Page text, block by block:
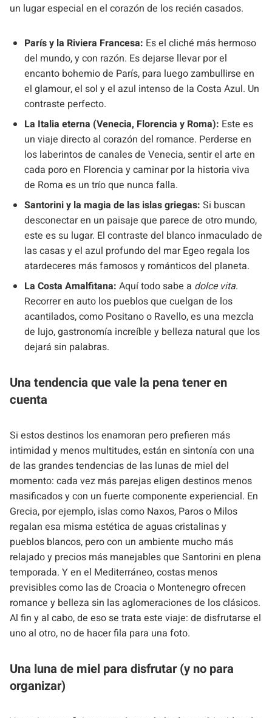
un lugar especial en el corazón de los recién casados.
París y la Riviera Francesa: Es el cliché más hermoso
del mundo, y con razón. Es dejarse llevar por el
encanto bohemio de París, para luego zambullirse en
el glamour, el sol y el azul intenso de la Costa Azul. Un
contraste perfecto.
La Italia eterna (Venecia, Florencia y Roma): Este es
un viaje directo al corazón del romance. Perderse en
los laberintos de canales de Venecia, sentir el arte en
cada poro en Florencia y caminar por la historia viva
de Roma es un trío que nunca falla.
Santorini y la magia de las islas griegas: Si buscan
desconectar en un paisaje que parece de otro mundo,
este es su lugar. El contraste del blanco inmaculado de
las casas y el azul profundo del mar Egeo regala los
atardeceres más famosos y románticos del planeta.
La Costa Amalfitana: Aquí todo sabe a dolce vita.
Recorrer en auto los pueblos que cuelgan de los
acantilados, como Positano o Ravello, es una mezcla
de lujo, gastronomía increíble y belleza natural que los
dejará sin palabras.
Una tendencia que vale la pena tener en
cuenta
Si estos destinos los enamoran pero prefieren más
intimidad y menos multitudes, están en sintonía con una
de las grandes tendencias de las lunas de miel del
momento: cada vez más parejas eligen destinos menos
masificados y con un fuerte componente experiencial. En
Grecia, por ejemplo, islas como Naxos, Paros o Milos
regalan esa misma estética de aguas cristalinas y
pueblos blancos, pero con un ambiente mucho más
relajado y precios más manejables que Santorini en plena
temporada. Y en el Mediterráneo, costas menos
previsibles como las de Croacia o Montenegro ofrecen
romance y belleza sin las aglomeraciones de los clásicos.
Al fin y al cabo, de eso se trata este viaje: de disfrutarse el
uno al otro, no de hacer fila para una foto.
Una luna de miel para disfrutar (y no para
organizar)